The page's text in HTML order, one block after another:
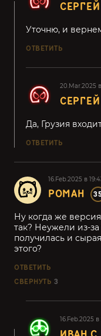
Уточню, и
ОТВЕТИТЬ
20.Mar.2025
Да, Грузия
ОТВЕТИТЬ
16.Feb.2025 в
РОМАН
Ну когда же
так? Неужели из-за
получилась и
этого?
ОТВЕТИТЬ
СВЕРНУТЬ 3
16.Feb.2025